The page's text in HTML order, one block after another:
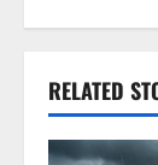
s
n
RELATED